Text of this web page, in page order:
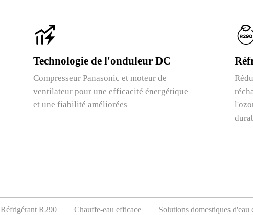
Technologie de l'onduleur DC
Compresseur Panasonic et moteur de
ventilateur pour une efficacité énergétique
et une fiabilité améliorées
Réfrigérant R290 Chauffe-eau efficace Solutions domestiques d'eau